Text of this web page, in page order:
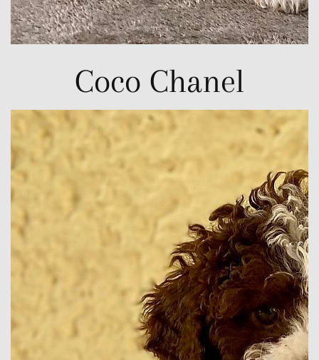
Coco Chanel